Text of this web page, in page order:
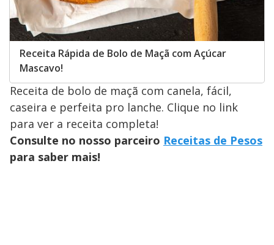
Receita Rápida de Bolo de Maçã com Açúcar
Mascavo!
Receita de bolo de maçã com canela, fácil,
caseira e perfeita pro lanche. Clique no link
para ver a receita completa!
Consulte no nosso parceiro Receitas de Pesos
para saber mais!